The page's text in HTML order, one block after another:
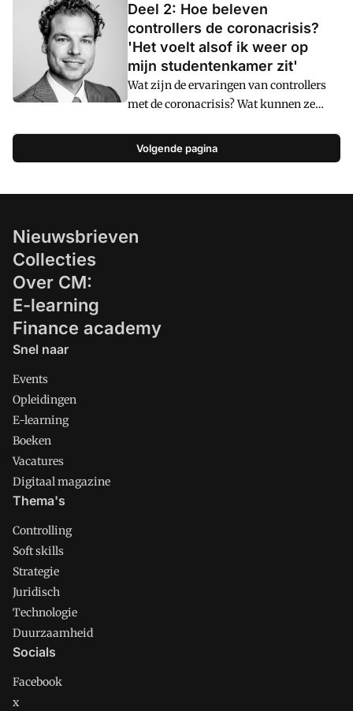
Deel 2: Hoe beleven
controllers de coronacrisis?
'Het voelt alsof ik weer op
mijn studentenkamer zit'
Wat zijn de ervaringen van controllers
met de coronacrisis? Wat kunnen ze
hun af? Vijf verhalen uit de frontlinie.
Als tweede Alexander Kousbroek,
ons eerste kwartaal heeft de coronacrisis
Volgende pagina
Nieuwsbrieven
Collecties
Over CM:
E-learning
Finance academy
Snel naar
Events
Opleidingen
E-learning
Boeken
Vacatures
Digitaal magazine
Thema's
Controlling
Soft skills
Strategie
Juridisch
Technologie
Duurzaamheid
Socials
Facebook
x